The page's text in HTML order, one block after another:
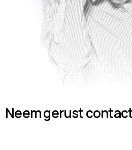
Neem gerust